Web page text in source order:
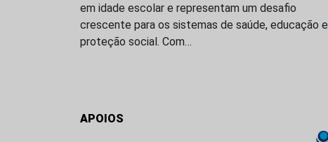
em idade escolar e representam um desafio
crescente para os sistemas de saúde, educação e
proteção social. Com…
APOIOS